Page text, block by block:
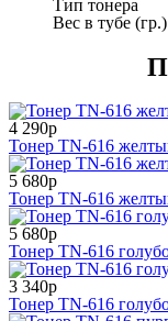
Тип
Вес в тубе
4 290р
Тонер TN-616
5 680р
Тонер TN-616
5 680р
Тонер TN-616
3 340р
Тонер TN-616